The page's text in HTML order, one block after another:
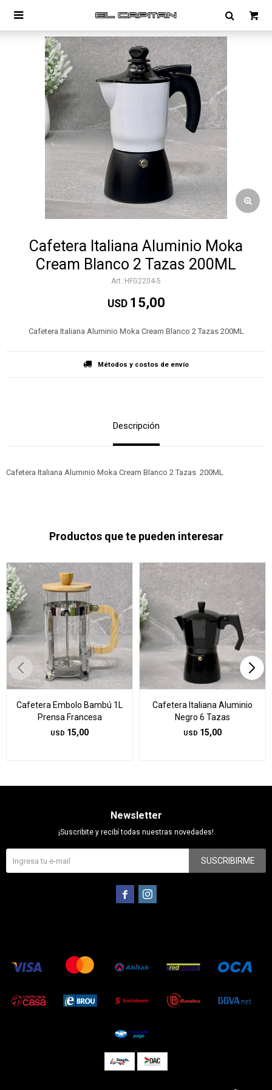

Cafetera Italiana Aluminio Moka
Cream Blanco 2 Tazas 200ML
HFG2204-5
USD 15,00
Cafetera Italiana Aluminio Moka Cream Blanco 2 Tazas 200ML
Métodos y costos de envío
Descripción
Cafetera Italiana Aluminio Moka Cream Blanco 2 Tazas 200ML
Productos que te pueden interesar
Cafetera Embolo Bambú 1L
Prensa Francesa
USD 15,00
Cafetera Italiana Aluminio
Negro 6 Tazas
USD 15,00
Newsletter
¡Suscribite y recibí todas nuestras novedades!
SUSCRIBIRME
 